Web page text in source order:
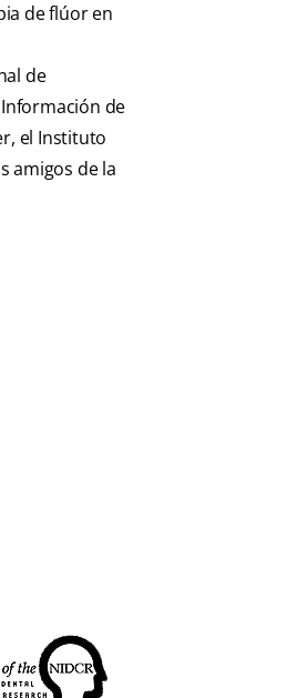
de flúor en
de
de
el Instituto
amigos de la